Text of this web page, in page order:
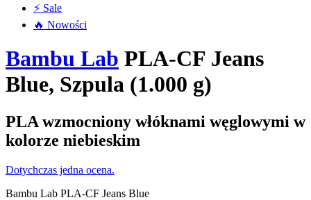
⚡ Sale
🔥 Nowości
Bambu Lab PLA-CF Jeans
Blue, Szpula (1.000 g)
PLA wzmocniony włóknami węglowymi w
kolorze niebieskim
Dotychczas jedna ocena.
Bambu Lab PLA-CF Jeans Blue